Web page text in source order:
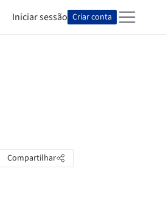
Iniciar sessão Criar conta
Compartilhar